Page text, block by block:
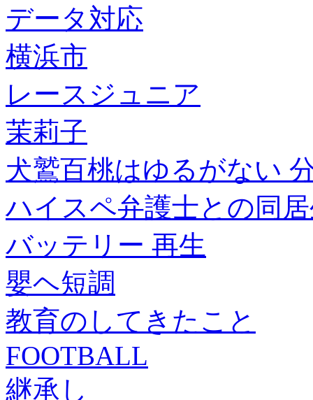
データ対応
横浜市
レースジュニア
茉莉子
犬鷲百桃はゆるがない
ハイスペ弁護士との同
バッテリー 再生
嬰ヘ短調
教育のしてきたこと
FOOTBALL
継承し